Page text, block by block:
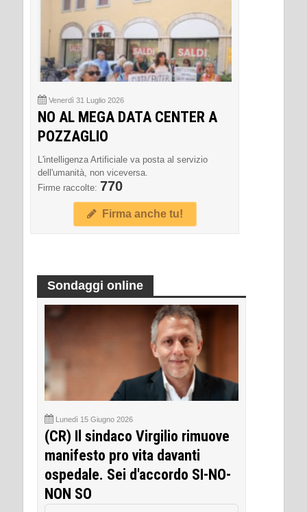
Venerdì 31 Luglio 2026
NO AL MEGA DATA CENTER A
POZZAGLIO
L'intelligenza Artificiale va posta al servizio
dell'umanità, non viceversa.
Firme raccolte: 770
Firma anche tu!
Sondaggi online
Lunedì 15 Giugno 2026
(CR) Il sindaco Virgilio rimuove
manifesto pro vita davanti
ospedale. Sei d'accordo SI-NO-
NON SO